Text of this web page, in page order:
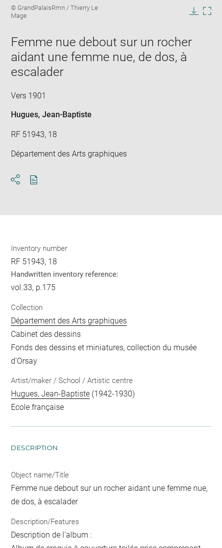
window
Image
caption:
© GrandPalaisRmn / Thierry Le
Mage
Femme nue debout sur un rocher
aidant une femme nue, de dos, à
escalader
Vers 1901
Hugues, Jean-Baptiste
RF 51943, 18
Département des Arts graphiques
Inventory number
RF 51943, 18
Handwritten inventory reference:
vol.33, p.175
Collection
Département des Arts graphiques
Cabinet des dessins
Fonds des dessins et miniatures, collection du musée
d'Orsay
Artist/maker / School / Artistic centre
Hugues, Jean-Baptiste (1942-1930)
Ecole française
DESCRIPTION
Object name/Title
Femme nue debout sur un rocher aidant une femme nue,
de dos, à escalader
Description/Features
Description de l'album :